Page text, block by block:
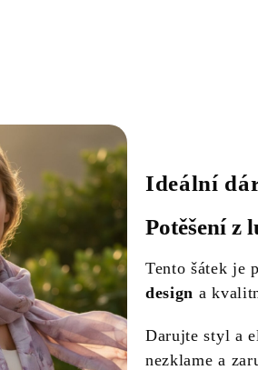
Ideální
Potěšení z
Tento šátek je
design a
Darujte styl a
nezklame a